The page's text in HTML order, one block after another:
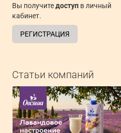
Вы получитедоступ в личный
кабинет.
РЕГИСТРАЦИЯ
Статьи компаний